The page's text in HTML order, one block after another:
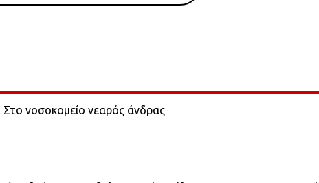
Στο νοσοκομείο νεαρός άνδρας